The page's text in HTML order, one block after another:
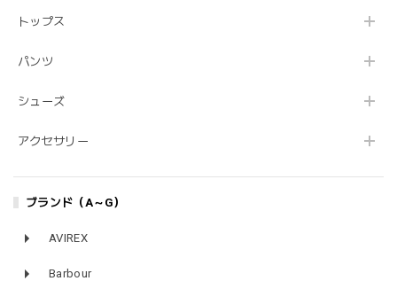
トップス
パンツ
シューズ
アクセサリー
ブランド（A～G）
AVIREX
Barbour